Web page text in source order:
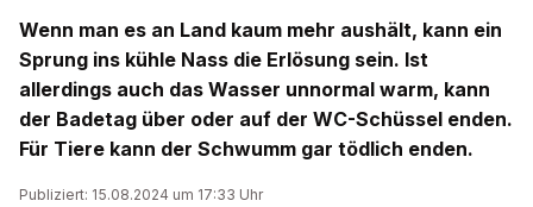
Wenn man es an Land kaum mehr aushält, kann ein
Sprung ins kühle Nass die Erlösung sein. Ist
allerdings auch das Wasser unnormal warm, kann
der Badetag über oder auf der WC-Schüssel enden.
Für Tiere kann der Schwumm gar tödlich enden.
Publiziert: 15.08.2024 um 17:33 Uhr